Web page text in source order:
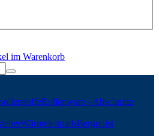
im Warenkorb
Rollenware - Abschnitte
WärmeleitpadsBergquist